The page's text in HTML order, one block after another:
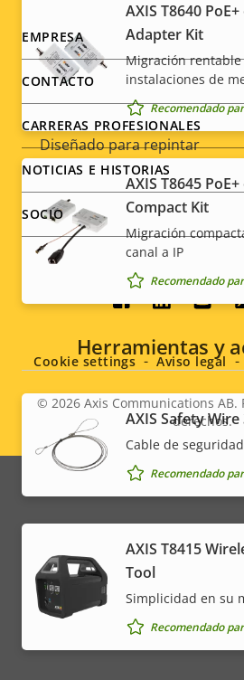
Preparada para exterior
Clasificación de vandalismo
Clasificación IP
Diseñado para repintar
Sostenibilidad
* Algunas especificaciones técnicas
dependiendo de la opción de
AXIS T8640
Adapter Kit
Migración
instalaciones de
Recomendado
AXIS T8645
Compact Kit
Migración
canal a IP
Recomendado
Herramientas y
AXIS Safety Wire
Cable de
Recomendado
AXIS T8415
Tool
Simplicidad en su
Recomendado
Footer
menu
EMPRESA
CONTACTO
CARRERAS PROFESIONALES
NOTICIAS E HISTORIAS
SOCIO
Social
menu
Legal
menu
© 2026Axis Communications AB.
derechos.
Cookie settings Aviso legal